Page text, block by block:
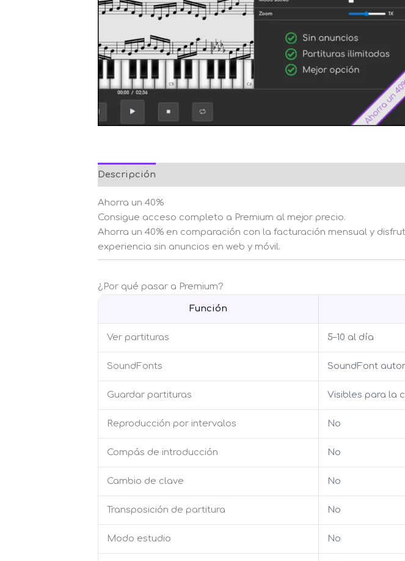
Descripción
Ahorra un 40%
Consigue acceso completo a Premium al mejor precio.
Ahorra un 40% en comparación con la facturación mensual y
experiencia sin anuncios en web y móvil.
¿Por qué pasar a Premium?
Función
Ver partituras 5–10 al día
SoundFonts SoundFont
Guardar partituras Visibles para la
Reproducción por intervalos No
Compás de introducción No
Cambio de clave No
Transposición de partitura No
Modo estudio No